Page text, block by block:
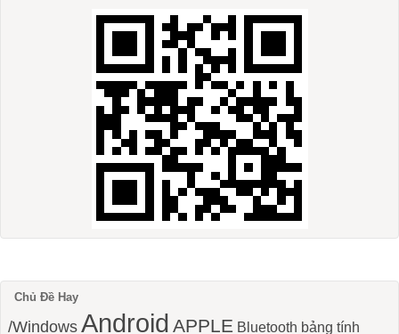
Chủ Đề Hay
/Windows Android APPLE Bluetooth bảng tính